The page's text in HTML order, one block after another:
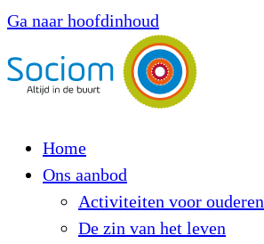
Ga naar hoofdinhoud
Home
Ons aanbod
Activiteiten voor ouderen
De zin van het leven